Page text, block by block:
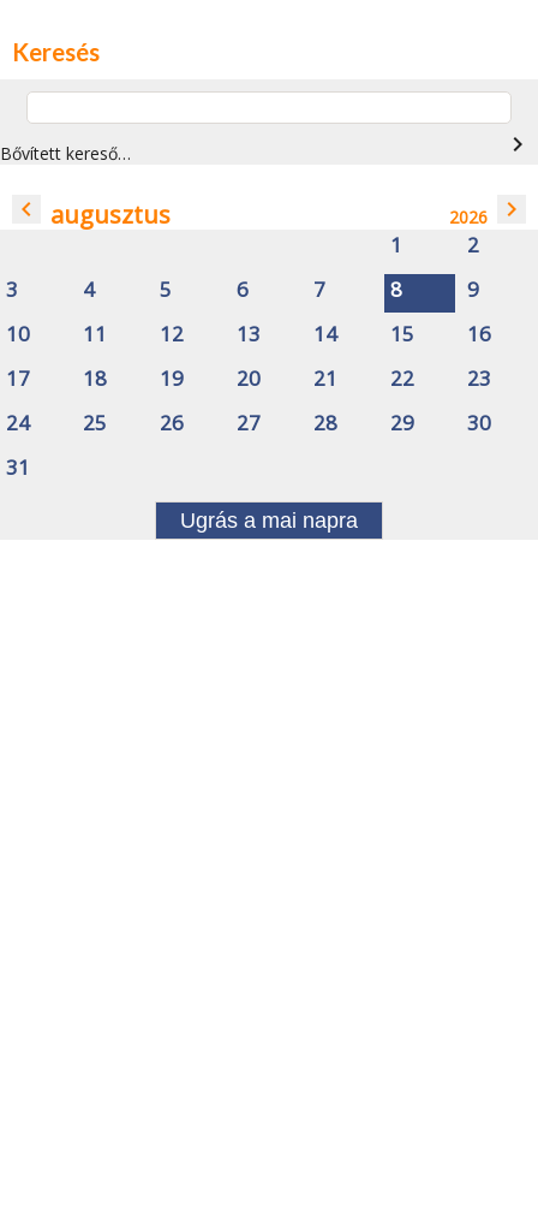
Keresés
Bővített kereső… navigate_next
navigate_before augusztus 2026 navigate_next
1
2
3
4 5 6 7 8
9
10
11 12 13 14 15
16
17
18 19 20 21 22
23
24
25 26 27 28 29
30
31
Ugrás a mai napra